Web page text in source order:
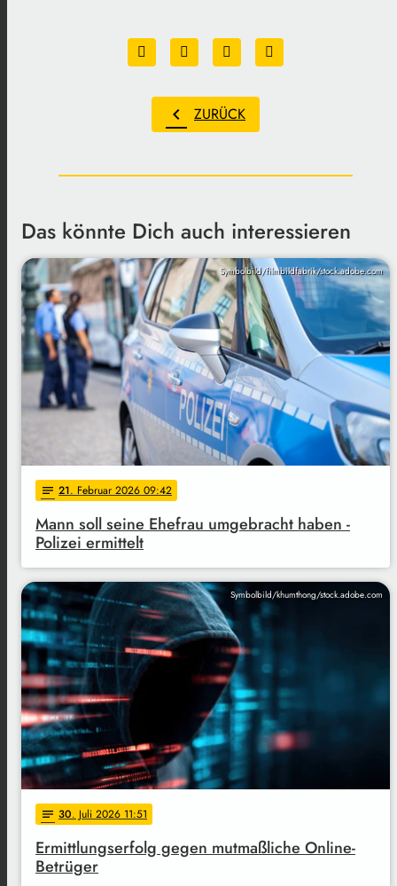
chevron_left ZURÜCK
Das könnte Dich auch interessieren
Symbolbild/filmbildfabrik/stock.adobe.com
notes 21. Februar 2026 09:42
Mann soll seine Ehefrau umgebracht haben -
Polizei ermittelt
Symbolbild/khumthong/stock.adobe.com
notes 30. Juli 2026 11:51
Ermittlungserfolg gegen mutmaßliche Online-
Betrüger